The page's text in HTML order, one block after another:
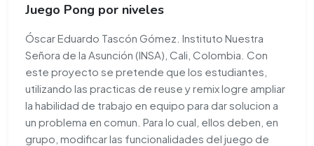
Juego Pong por niveles
Óscar Eduardo Tascón Gómez. Instituto Nuestra
Señora de la Asunción (INSA), Cali, Colombia. Con
este proyecto se pretende que los estudiantes,
utilizando las practicas de reuse y remix logre ampliar
la habilidad de trabajo en equipo para dar solucion a
un problema en comun. Para lo cual, ellos deben, en
grupo, modificar las funcionalidades del juego de